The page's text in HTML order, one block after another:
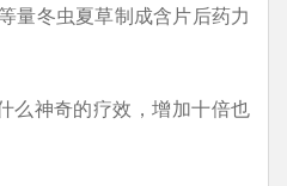
量冬虫夏草制成含片后药力
么神奇的疗效，增加十倍也